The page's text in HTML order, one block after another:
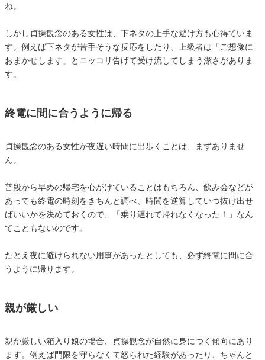
ね。
しかし貞操観念のある女性は、下ネタの上手な避け方も心得ていま
す。例えば下ネタが苦手そうな反応をしたり、上級者は「ご想像に
おまかせします」とニッコリ告げて受け流してしまう潔さがありま
す。
終電に間に合うように帰る
貞操観念のある女性が夜遅い時間に出歩くことは、まずありませ
ん。
普段から早めの帰宅を心がけていることはもちろん、飲み会などが
あっても終電の時刻をきちんと調べ、時間を逆算していつ抜け出せ
ばいいかを決めておくので、「乗り遅れて帰れなくなった！」なん
てこともないのです。
たとえ夜に避けられない用事があったとしても、必ず終電に間に合
うように帰ります。
親が厳しい
親が厳しい箱入り娘の場合、貞操観念が自然に身につく傾向にあり
ます。例えば門限を守らなくて怒られた経験があったり、ちゃんと